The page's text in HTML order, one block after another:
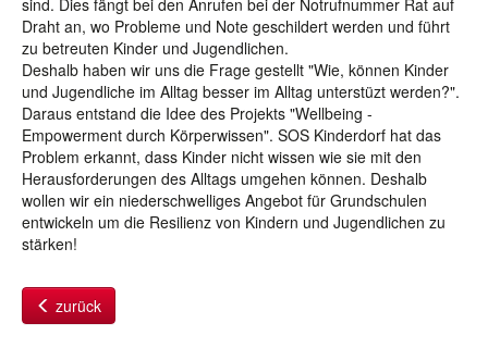
sind. Dies fängt bei den Anrufen bei der Notrufnummer Rat auf
Draht an, wo Probleme und Note geschildert werden und führt
zu betreuten Kinder und Jugendlichen.
Deshalb haben wir uns die Frage gestellt "Wie, können Kinder
und Jugendliche im Alltag besser im Alltag unterstüzt werden?".
Daraus entstand die Idee des Projekts "Wellbeing -
Empowerment durch Körperwissen". SOS Kinderdorf hat das
Problem erkannt, dass Kinder nicht wissen wie sie mit den
Herausforderungen des Alltags umgehen können. Deshalb
wollen wir ein niederschwelliges Angebot für Grundschulen
entwickeln um die Resilienz von Kindern und Jugendlichen zu
stärken!
zurück